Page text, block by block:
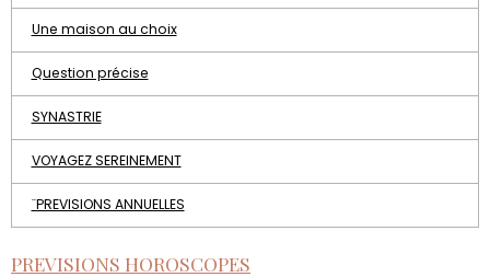
Une maison au choix
Question précise
SYNASTRIE
VOYAGEZ SEREINEMENT
¨PREVISIONS ANNUELLES
PREVISIONS HOROSCOPES